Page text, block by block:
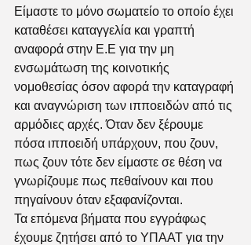
Είμαστε το μόνο σωματείο το οποίο έχει
καταθέσει καταγγελία και γραπτή
αναφορά στην Ε.Ε για την μη
ενσωμάτωση της κοινοτικής
νομοθεσίας όσον αφορά την καταγραφή
και αναγνώριση των ιπποειδών από τις
αρμόδιες αρχές. Όταν δεν ξέρουμε
πόσα ιπποειδή υπάρχουν, που ζουν,
πως ζουν τότε δεν είμαστε σε θέση να
γνωρίζουμε πως πεθαίνουν και που
πηγαίνουν όταν εξαφανίζονται.
Τα επόμενα βήματα που εγγράφως
έχουμε ζητήσει από το ΥΠΑΑΤ για την